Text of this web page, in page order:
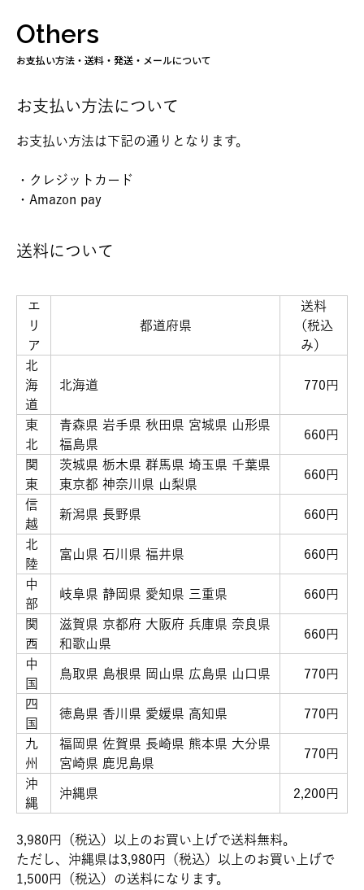
Others
お支払い方法・送料・発送・メールについて
お支払い方法について
お支払い方法は下記の通りとなります。
・クレジットカード
・Amazon pay
送料について
エ
リ
ア
都道府県
送料
（税込
み）
北
海
道
北海道 770円
東
北
青森県 岩手県 秋田県 宮城県 山形県
福島県
660円
関
東
茨城県 栃木県 群馬県 埼玉県 千葉県
東京都 神奈川県 山梨県
660円
信
越
新潟県 長野県 660円
北
陸
富山県 石川県 福井県 660円
中
部
岐阜県 静岡県 愛知県 三重県 660円
関
西
滋賀県 京都府 大阪府 兵庫県 奈良県
和歌山県
660円
中
国
鳥取県 島根県 岡山県 広島県 山口県 770円
四
国
徳島県 香川県 愛媛県 高知県 770円
九
州
福岡県 佐賀県 長崎県 熊本県 大分県
宮崎県 鹿児島県
770円
沖
縄
沖縄県 2,200円
3,980円（税込）以上のお買い上げで送料無料。
ただし、沖縄県は3,980円（税込）以上のお買い上げで
1,500円（税込）の送料になります。